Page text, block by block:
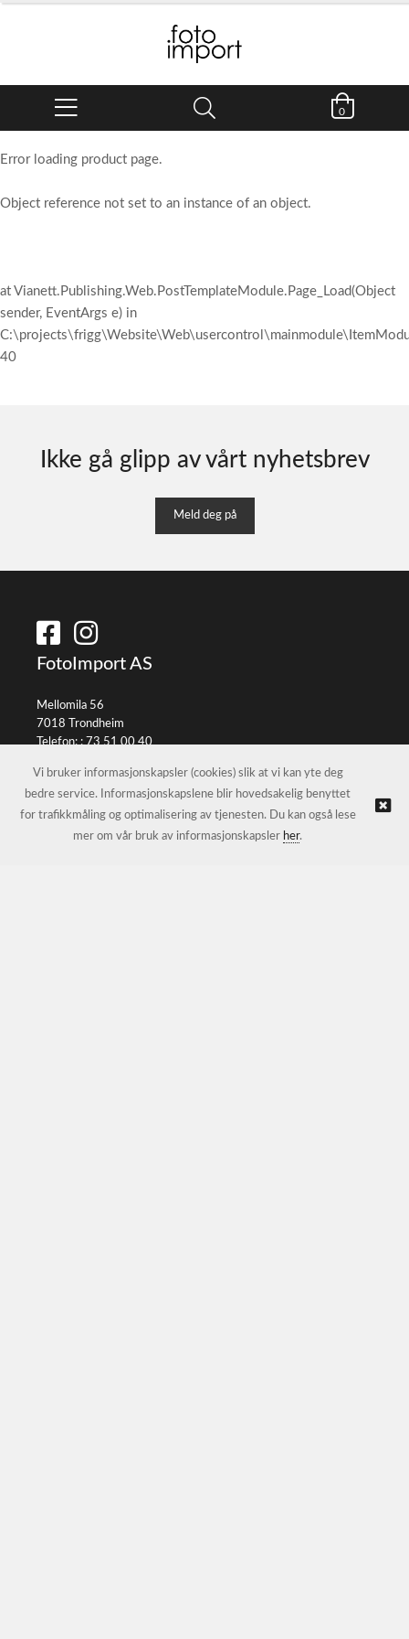
0
Error loading product page.
Object reference not set to an instance of an object.
at Vianett.Publishing.Web.PostTemplateModule.Page_Load(Object
sender, EventArgs e) in
40
Ikke gå glipp av vårt nyhetsbrev
Meld deg på
FotoImport AS
Mellomila 56
7018 Trondheim
Telefon: :73 51 00 40
© FotoImport AS | Nettbutikk levert av Kréatif
Vi bruker informasjonskapsler (cookies) slik at vi kan yte deg
bedre service. Informasjonskapslene blir hovedsakelig benyttet
for trafikkmåling og optimalisering av tjenesten. Du kan også lese
mer om vår bruk av informasjonskapsler her.